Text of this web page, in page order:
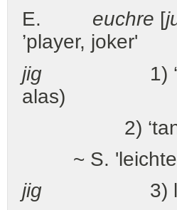
E. euchre [
’player, joker'
jig 1) ‘a lively
alas)
2)
~ S. 'leichter
jig 3) liverrys